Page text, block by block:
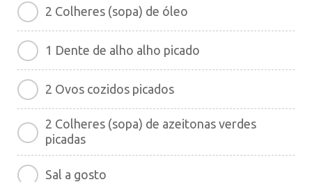
2 Colheres (sopa) de óleo
1 Dente de alho alho picado
2 Ovos cozidos picados
2 Colheres (sopa) de azeitonas verdes
picadas
Sal a gosto